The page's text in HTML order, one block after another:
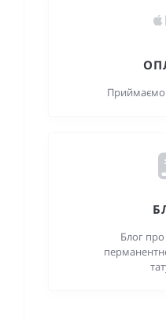
Приймаємо
Блог